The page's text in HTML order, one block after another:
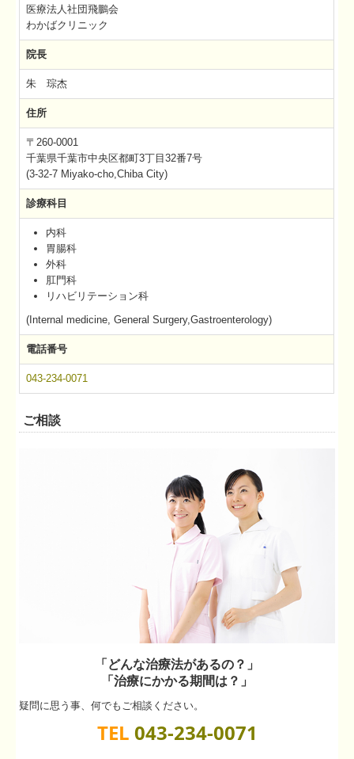
医療法人社団飛鵬会
わかばクリニック
院長
朱 琮杰
住所
〒260-0001
千葉県千葉市中央区都町3丁目32番7号
(3-32-7 Miyako-cho,Chiba City)
診療科目
内科
胃腸科
外科
肛門科
リハビリテーション科
(Internal medicine, General Surgery,Gastroenterology)
電話番号
043-234-0071
ご相談
「どんな治療法があるの？」
「治療にかかる期間は？」
疑問に思う事、何でもご相談ください。
TEL 043-234-0071